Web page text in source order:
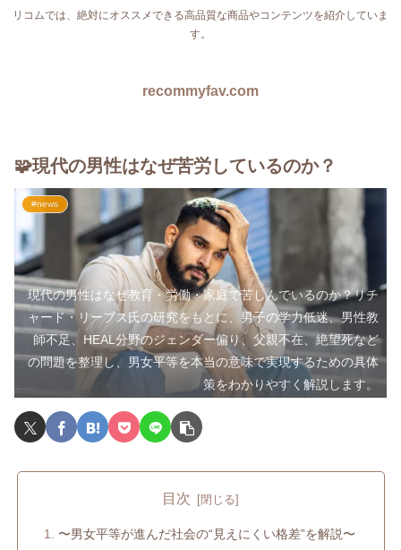
リコムでは、絶対にオススメできる高品質な商品やコンテンツを紹介していま
す。
recommyfav.com
🧩現代の男性はなぜ苦労しているのか？
#news
現代の男性はなぜ教育・労働・家庭で苦しんでいるのか？リチ
ャード・リーブス氏の研究をもとに、男子の学力低迷、男性教
師不足、HEAL分野のジェンダー偏り、父親不在、絶望死など
の問題を整理し、男女平等を本当の意味で実現するための具体
策をわかりやすく解説します。
目次
〜男女平等が進んだ社会の“見えにくい格差”を解説〜